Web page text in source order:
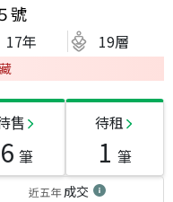
號
17年 19層
售
6 筆
待租
1 筆
近五年成交